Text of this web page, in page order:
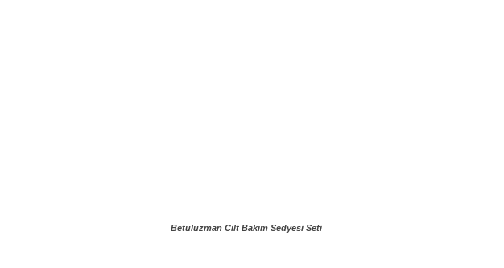
Betuluzman Cilt Bakım Sedyesi Seti